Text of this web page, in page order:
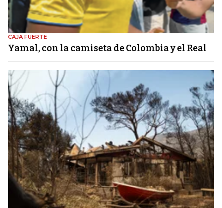
CAJA FUERTE
Yamal, con la camiseta de Colombia y el Real